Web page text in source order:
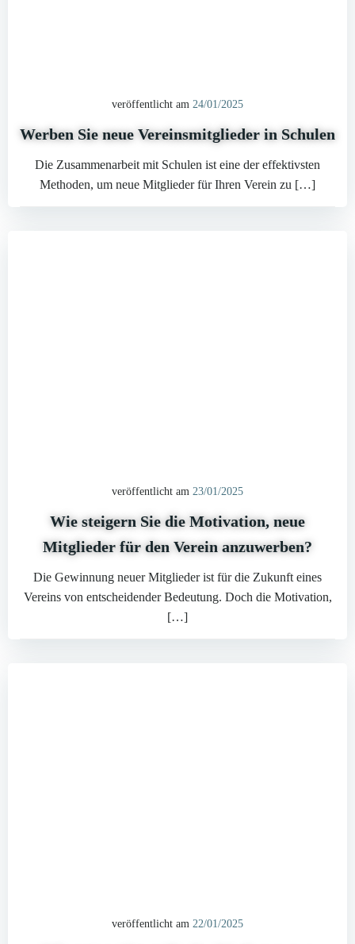
veröffentlicht am 24/01/2025
Werben Sie neue Vereinsmitglieder in Schulen
Die Zusammenarbeit mit Schulen ist eine der effektivsten
Methoden, um neue Mitglieder für Ihren Verein zu […]
veröffentlicht am 23/01/2025
Wie steigern Sie die Motivation, neue
Mitglieder für den Verein anzuwerben?
Die Gewinnung neuer Mitglieder ist für die Zukunft eines
Vereins von entscheidender Bedeutung. Doch die Motivation,
[…]
veröffentlicht am 22/01/2025